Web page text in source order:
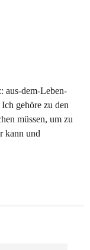
aus-dem-Leben-
gehöre zu den
müssen, um zu
kann und